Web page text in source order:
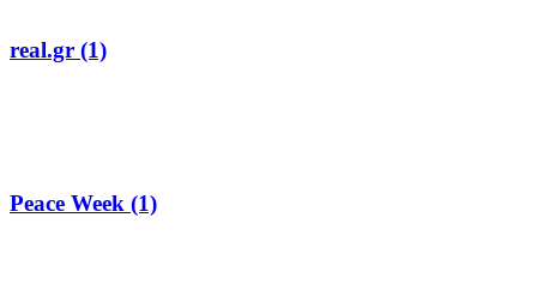
real.gr (1)
Peace Week (1)